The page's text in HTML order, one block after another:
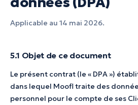
Applicable au 14 mai 2026.
5.1 Objet de ce document
Le présent contrat (le « DPA »)
dans lequel Moofl traite des
personnel pour le compte de ses